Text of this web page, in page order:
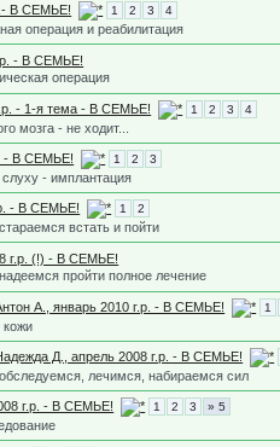
В СЕМЬЕ! 1 2 3 4
операция и реабилитация
- В СЕМЬЕ!
операция
- 1-я тема - В СЕМЬЕ! 1 2 3 4
мозга - не ходит...
- В СЕМЬЕ! 1 2 3
- имплантация
- В СЕМЬЕ! 1 2
встать и пойти
г.р. (!) - В СЕМЬЕ!
пройти полное лечение
А., январь 2010 г.р. - В СЕМЬЕ! 1
кожи
Д., апрель 2008 г.р. - В СЕМЬЕ!
лечимся, набираемся сил
г.р. - В СЕМЬЕ! 1 2 3 » 5